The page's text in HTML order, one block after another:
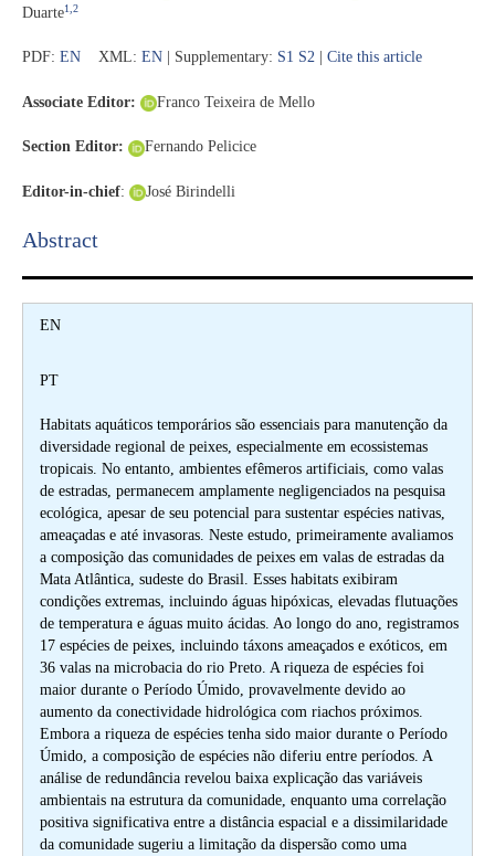
Duarte1,2
PDF: EN XML: EN | Supplementary: S1 S2 Cite this article
Associate Editor: Franco Teixeira de Mello
Section Editor: Fernando Pelicice
Editor-in-chief: José Birindelli
Abstract​
EN
PT
Habitats aquáticos temporários são essenciais para manutenção da
diversidade regional de peixes, especialmente em ecossistemas
tropicais. No entanto, ambientes efêmeros artificiais, como valas
de estradas, permanecem amplamente negligenciados na pesquisa
ecológica, apesar de seu potencial para sustentar espécies nativas,
ameaçadas e até invasoras. Neste estudo, primeiramente avaliamos
a composição das comunidades de peixes em valas de estradas da
Mata Atlântica, sudeste do Brasil. Esses habitats exibiram
condições extremas, incluindo águas hipóxicas, elevadas flutuações
de temperatura e águas muito ácidas. Ao longo do ano, registramos
17 espécies de peixes, incluindo táxons ameaçados e exóticos, em
36 valas na microbacia do rio Preto. A riqueza de espécies foi
maior durante o Período Úmido, provavelmente devido ao
aumento da conectividade hidrológica com riachos próximos.
Embora a riqueza de espécies tenha sido maior durante o Período
Úmido, a composição de espécies não diferiu entre períodos. A
análise de redundância revelou baixa explicação das variáveis ​​
ambientais na estrutura da comunidade, enquanto uma correlação
positiva significativa entre a distância espacial e a dissimilaridade
da comunidade sugeriu a limitação da dispersão como uma